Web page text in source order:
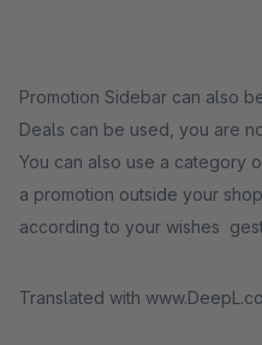
Promotion Sidebar can also
Deals can be used, you are
You can also use a category
a promotion outside your
according to your wishes
Translated with